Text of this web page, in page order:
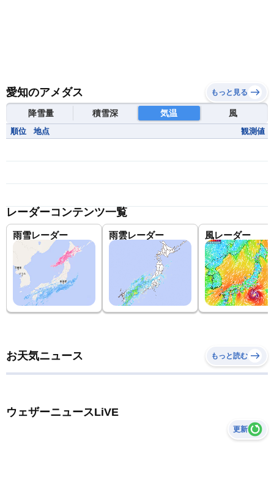
愛知のアメダス もっと見る
降雪量 積雪深 気温 風
順位 地点 観測値
レーダーコンテンツ一覧
雨雪レーダー 雨雲レーダー 風レーダー
お天気ニュース もっと読む
ウェザーニュースLiVE
更新